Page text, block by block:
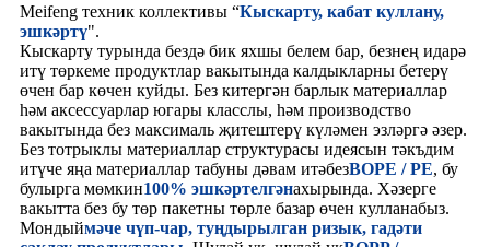
Meifeng техник коллективы “Кыскарту, кабат куллану,
эшкәртү".
Кыскарту турында бездә бик яхшы белем бар, безнең идарә
итү төркеме продуктлар вакытында калдыкларны бетерү
өчен бар көчен куйды. Без китергән барлык материаллар
һәм аксессуарлар югары класслы, һәм производство
вакытында без максималь җитештерү күләмен эзләргә әзер.
Без тотрыклы материаллар структурасы идеясын тәкъдим
итүче яңа материаллар табуны дәвам итәбезBOPE / PE, бу
булырга мөмкин100% эшкәртелгәнахырында. Хәзерге
вакытта без бу төр пакетны төрле базар өчен кулланабыз.
Мондыймәче чүп-чар, туңдырылган ризык, гадәти